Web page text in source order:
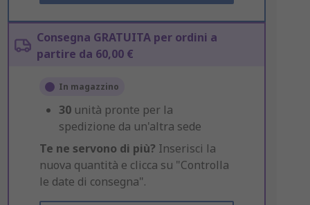
Consegna GRATUITA per ordini a
partire da 60,00 €
In magazzino
30 unità pronte per la
spedizione da un'altra sede
Te ne servono di più? Inserisci la
nuova quantità e clicca su "Controlla
le date di consegna".